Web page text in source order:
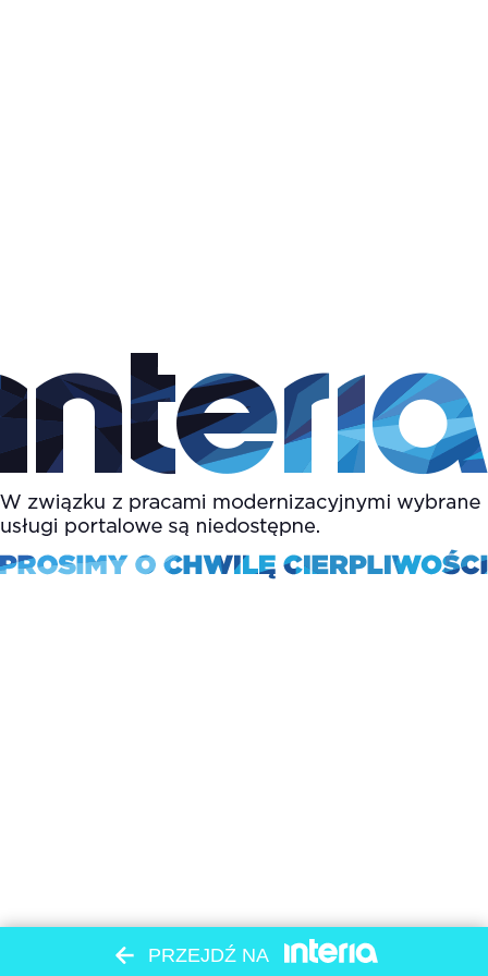
PRZEJDŹ NA